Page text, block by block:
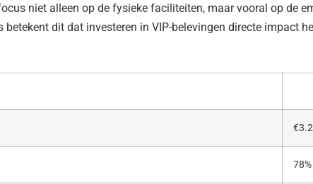
niet alleen op de fysieke faciliteiten, maar vooral op de
dit dat investeren in VIP-belevingen directe impact
78%